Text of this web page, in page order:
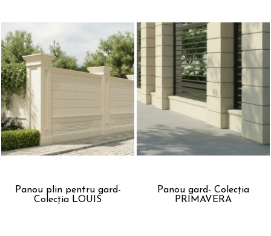
Panou plin pentru gard-
Colecția LOUIS
Panou gard- Colecția
PRIMAVERA